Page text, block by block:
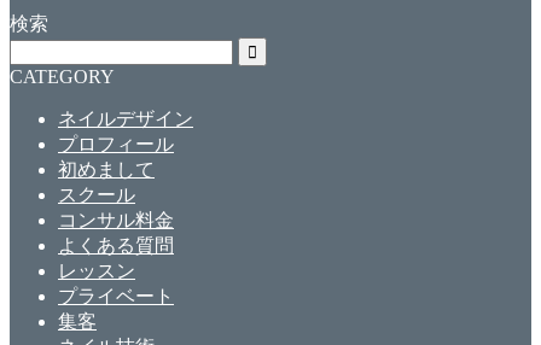
検索
CATEGORY
ネイルデザイン
プロフィール
初めまして
スクール
コンサル料金
よくある質問
レッスン
プライベート
集客